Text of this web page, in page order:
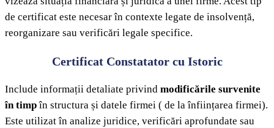
de certificat este necesar în contexte legate de insolvență,
reorganizare sau verificări legale specifice.
Certificat Constatator cu Istoric
Include informații detaliate privind modificările survenite
în timpîn structura și datele firmei ( de la înființarea firmei).
Este utilizat în analize juridice, verificări aprofundate sau